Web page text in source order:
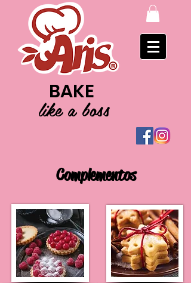
BAKE
like a boss
Complementos